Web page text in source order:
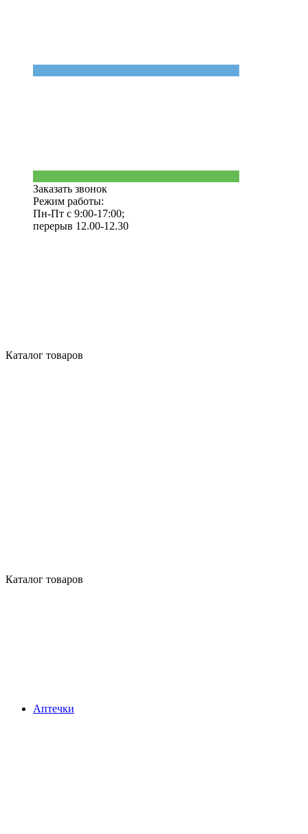
Заказать звонок
Режим работы:
Пн-Пт с 9:00-17:00;
перерыв 12.00-12.30
Каталог товаров
Каталог товаров
Аптечки